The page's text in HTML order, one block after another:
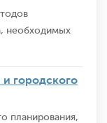
необходимых
городского
планирования,